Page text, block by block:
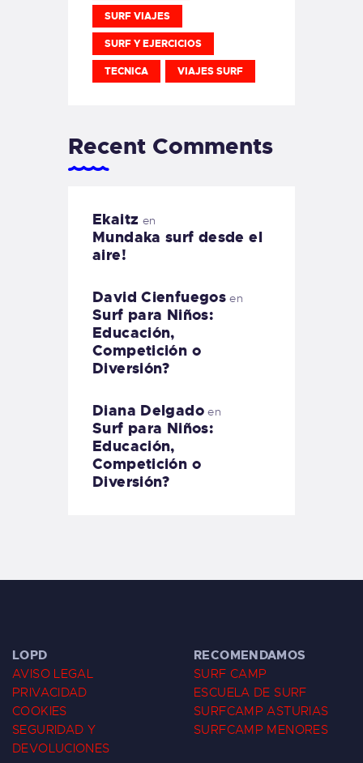
SURF VIAJES
SURF Y EJERCICIOS
TECNICA VIAJES SURF
Recent Comments
Ekaitz en
Mundaka surf desde el
aire!
David Cienfuegos en
Surf para Niños:
Educación,
Competición o
Diversión?
Diana Delgadoen
Surf para Niños:
Educación,
Competición o
Diversión?
LOPD
AVISO LEGAL
PRIVACIDAD
COOKIES
SEGURIDAD Y
DEVOLUCIONES
RECOMENDAMOS
SURF CAMP
ESCUELA DE SURF
SURFCAMP ASTURIAS
SURFCAMP MENORES